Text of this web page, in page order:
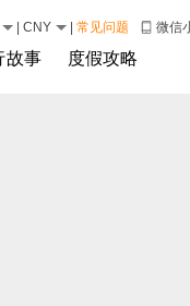
故事 度假攻略
| CNY | 常见问题 微信